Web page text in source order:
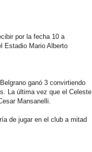
por la fecha 10 a
Estadio Mario Alberto
ganó 3 convirtiendo
La última vez que el Celeste
Mansanelli.
de jugar en el club a mitad